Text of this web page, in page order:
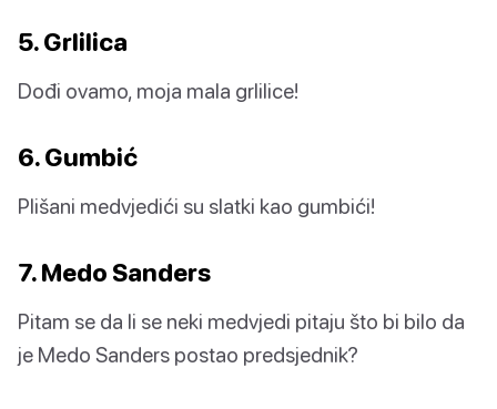
5. Grlilica
Dođi ovamo, moja mala grlilice!
6. Gumbić
Plišani medvjedići su slatki kao gumbići!
7. Medo Sanders
Pitam se da li se neki medvjedi pitaju što bi bilo da
je Medo Sanders postao predsjednik?